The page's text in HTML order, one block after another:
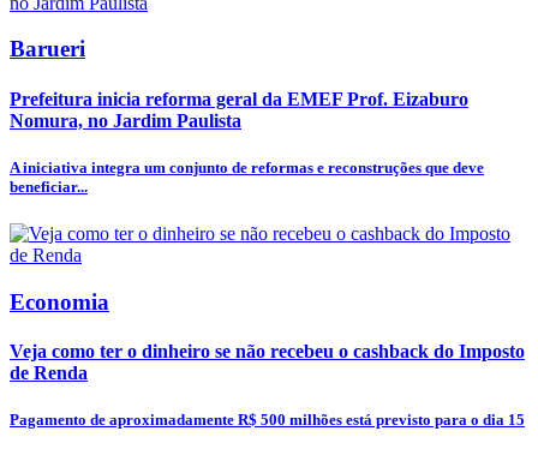
Barueri
Prefeitura inicia reforma geral da EMEF Prof. Eizaburo
Nomura, no Jardim Paulista
A iniciativa integra um conjunto de reformas e reconstruções que deve
beneficiar...
Economia
Veja como ter o dinheiro se não recebeu o cashback do Imposto
de Renda
Pagamento de aproximadamente R$ 500 milhões está previsto para o dia 15